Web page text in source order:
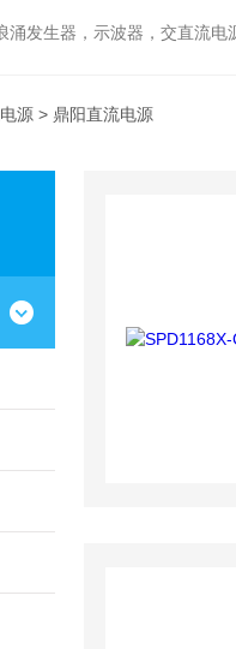
生器，示波器，交直流电源，安
源 > 鼎阳直流电源